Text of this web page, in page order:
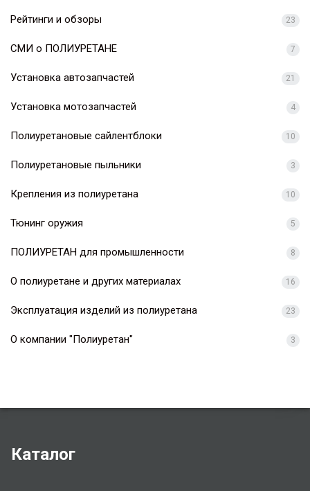
Рейтинги и обзоры 23
СМИ о ПОЛИУРЕТАНЕ 7
Установка автозапчастей 21
Установка мотозапчастей 4
Полиуретановые сайлентблоки 10
Полиуретановые пыльники 3
Крепления из полиуретана 10
Тюнинг оружия 5
ПОЛИУРЕТАН для промышленности 8
О полиуретане и других материалах 16
Эксплуатация изделий из полиуретана 23
О компании "Полиуретан" 3
Каталог